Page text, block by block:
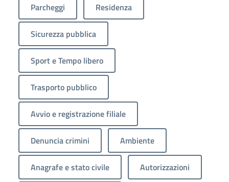
Parcheggi Residenza
Sicurezza pubblica
Sport e Tempo libero
Trasporto pubblico
Avvio e registrazione filiale
Denuncia crimini Ambiente
Anagrafe e stato civile Autorizzazioni